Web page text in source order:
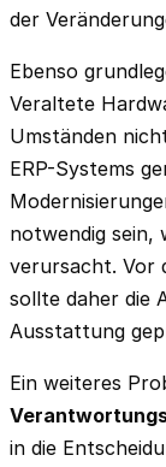
der
Ebenso
Veraltete
Umständen
ERP-Systems
notwendig sein,
verursacht. Vor
sollte daher die
Ausstattung
Ein weiteres
in die